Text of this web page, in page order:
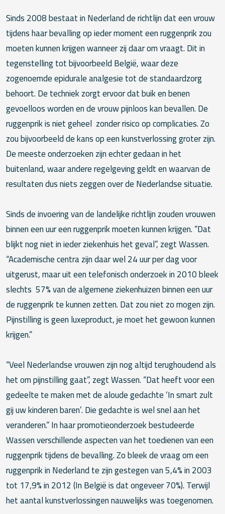
Sinds 2008 bestaat in Nederland de richtlijn dat een vrouw
tijdens haar bevalling op ieder moment een ruggenprik zou
moeten kunnen krijgen wanneer zij daar om vraagt. Dit in
tegenstelling tot bijvoorbeeld België, waar deze
zogenoemde epidurale analgesie tot de standaardzorg
behoort. De techniek zorgt ervoor dat buik en benen
gevoelloos worden en de vrouw pijnloos kan bevallen. De
ruggenprik is niet geheel zonder risico op complicaties. Zo
zou bijvoorbeeld de kans op een kunstverlossing groter zijn.
De meeste onderzoeken zijn echter gedaan in het
buitenland, waar andere regelgeving geldt en waarvan de
resultaten dus niets zeggen over de Nederlandse situatie.
Sinds de invoering van de landelijke richtlijn zouden vrouwen
binnen een uur een ruggenprik moeten kunnen krijgen. “Dat
blijkt nog niet in ieder ziekenhuis het geval”, zegt Wassen.
“Academische centra zijn daar wel 24 uur per dag voor
uitgerust, maar uit een telefonisch onderzoek in 2010 bleek
slechts 57% van de algemene ziekenhuizen binnen een uur
de ruggenprik te kunnen zetten. Dat zou niet zo mogen zijn.
Pijnstilling is geen luxeproduct, je moet het gewoon kunnen
krijgen.”
“Veel Nederlandse vrouwen zijn nog altijd terughoudend als
het om pijnstilling gaat”, zegt Wassen. “Dat heeft voor een
gedeelte te maken met de aloude gedachte ‘In smart zult
gij uw kinderen baren’. Die gedachte is wel snel aan het
veranderen.” In haar promotieonderzoek bestudeerde
Wassen verschillende aspecten van het toedienen van een
ruggenprik tijdens de bevalling. Zo bleek de vraag om een
ruggenprik in Nederland te zijn gestegen van 5,4% in 2003
tot 17,9% in 2012 (In België is dat ongeveer 70%). Terwijl
het aantal kunstverlossingen nauwelijks was toegenomen.